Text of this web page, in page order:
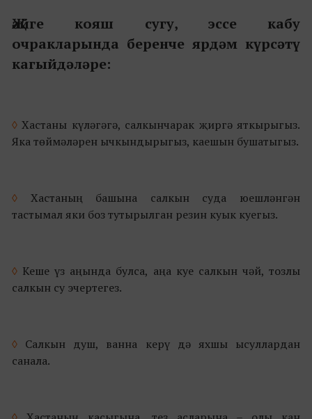
Җәйге кояш сугу, эссе кабу
очракларында беренче ярдәм күрсәтү
кагыйдәләре:
◊ Хастаны күләгәгә, салкынчарак җиргә яткырыгыз.
Яка төймәләрен ычкындырыгыз, каешын бушатыгыз.
◊ Хастаның башына салкын суда юешләнгән
тастымал яки боз тутырылган резин куык куегыз.
◊ Кеше үз аңында булса, аңа куе салкын чәй, тозлы
салкын су эчертегез.
◊ Салкын душ, ванна керү дә яхшы ысуллардан
санала.